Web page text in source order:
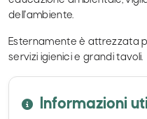
dell'ambiente.
Esternamente è attrezzata
servizi igienici e grandi tavoli.
Informazioni